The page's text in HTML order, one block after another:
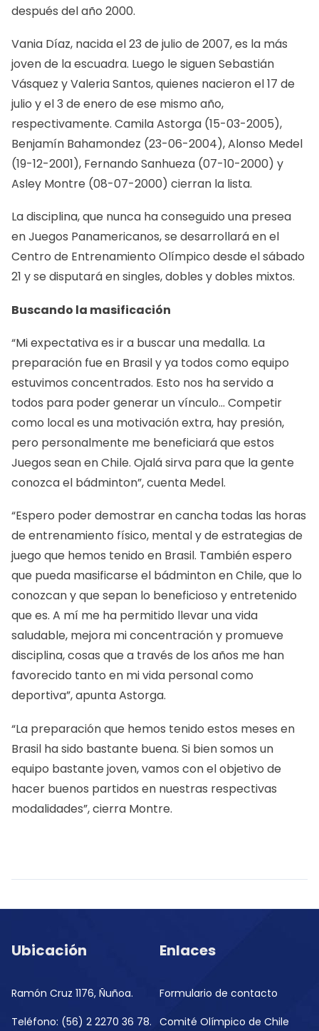
después del año 2000.
Vania Díaz, nacida el 23 de julio de 2007, es la más
joven de la escuadra. Luego le siguen Sebastián
Vásquez y Valeria Santos, quienes nacieron el 17 de
julio y el 3 de enero de ese mismo año,
respectivamente. Camila Astorga (15-03-2005),
Benjamín Bahamondez (23-06-2004), Alonso Medel
(19-12-2001), Fernando Sanhueza (07-10-2000) y
Asley Montre (08-07-2000) cierran la lista.
La disciplina, que nunca ha conseguido una presea
en Juegos Panamericanos, se desarrollará en el
Centro de Entrenamiento Olímpico desde el sábado
21 y se disputará en singles, dobles y dobles mixtos.
Buscando la masificación
“Mi expectativa es ir a buscar una medalla. La
preparación fue en Brasil y ya todos como equipo
estuvimos concentrados. Esto nos ha servido a
todos para poder generar un vínculo… Competir
como local es una motivación extra, hay presión,
pero personalmente me beneficiará que estos
Juegos sean en Chile. Ojalá sirva para que la gente
conozca el bádminton”, cuenta Medel.
“Espero poder demostrar en cancha todas las horas
de entrenamiento físico, mental y de estrategias de
juego que hemos tenido en Brasil. También espero
que pueda masificarse el bádminton en Chile, que lo
conozcan y que sepan lo beneficioso y entretenido
que es. A mí me ha permitido llevar una vida
saludable, mejora mi concentración y promueve
disciplina, cosas que a través de los años me han
favorecido tanto en mi vida personal como
deportiva”, apunta Astorga.
“La preparación que hemos tenido estos meses en
Brasil ha sido bastante buena. Si bien somos un
equipo bastante joven, vamos con el objetivo de
hacer buenos partidos en nuestras respectivas
modalidades”, cierra Montre.
Ubicación
Ramón Cruz 1176, Ñuñoa.
Teléfono: (56) 2 2270 36 78.
Enlaces
Formulario de contacto
Comité Olímpico de Chile